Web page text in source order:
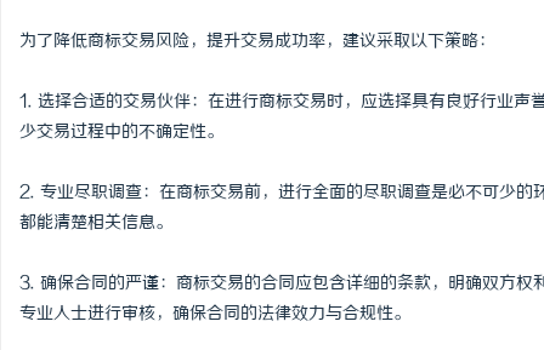
为了降低商标交易风险，提升交易成功率，建议采取以下策略：
1. 选择合适的交易伙伴：在进行商标交易时，应选择具有良好行业
少交易过程中的不确定性。
2. 专业尽职调查：在商标交易前，进行全面的尽职调查是必不可少
都能清楚相关信息。
3. 确保合同的严谨：商标交易的合同应包含详细的条款，明确双方
专业人士进行审核，确保合同的法律效力与合规性。